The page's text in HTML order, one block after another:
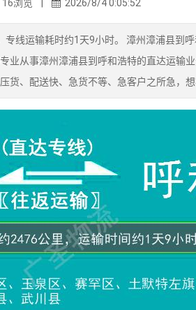
浏览 | 2026/8/4 0:05:52
线运输耗时约1天9小时。 漳州漳浦县到
业从事漳州漳浦县到呼和浩特的直达运输
货、配送快、急货不等、急客户之所急，想